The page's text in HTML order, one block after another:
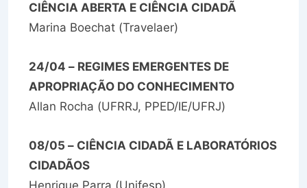
CIÊNCIA ABERTA E CIÊNCIA CIDADÃ
Marina Boechat (Travelaer)
24/04 – REGIMES EMERGENTES DE
APROPRIAÇÃO DO CONHECIMENTO
Allan Rocha (UFRRJ, PPED/IE/UFRJ)
08/05 – CIÊNCIA CIDADÃ E LABORATÓRIOS
CIDADÃOS